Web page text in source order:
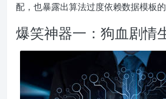
配，也暴露出算法过度依赖数据模板的
爆笑神器一：狗血剧情